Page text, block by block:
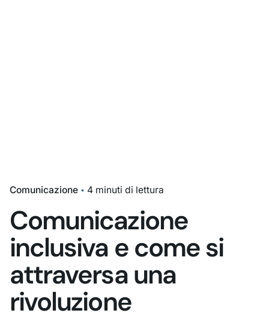
Comunicazione 4 minuti di lettura
Comunicazione
inclusiva e come si
attraversa una
rivoluzione